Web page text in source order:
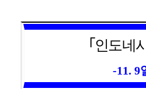
｢인도네
-11. 9